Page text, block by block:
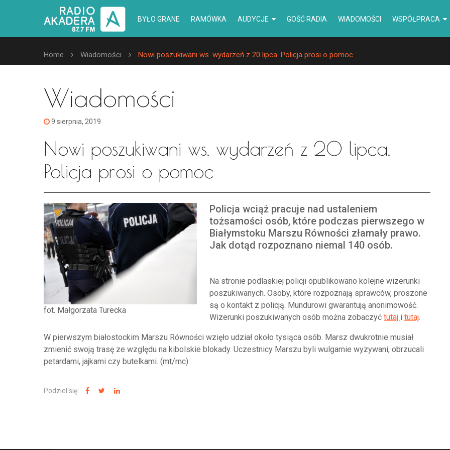
BYŁO GRANE RAMÓWKA AUDYCJE GOŚĆ RADIA WIADOMOŚCI WSPÓŁPRACA
Home Wiadomości Nowi poszukiwani ws. wydarzeń z 20 lipca. Policja prosi o pomoc
Wiadomości
9 sierpnia, 2019
Nowi poszukiwani ws. wydarzeń z 20 lipca.
Policja prosi o pomoc
fot. Małgorzata Turecka
Policja wciąż pracuje nad ustaleniem
tożsamości osób, które podczas pierwszego w
Białymstoku Marszu Równości złamały prawo.
Jak dotąd rozpoznano niemal 140 osób.
Na stronie podlaskiej policji opublikowano kolejne wizerunki
poszukiwanych. Osoby, które rozpoznają sprawców, proszone
są o kontakt z policją. Mundurowi gwarantują anonimowość.
Wizerunki poszukiwanych osób można zobaczyć tutaj i tutaj.
W pierwszym białostockim Marszu Równości wzięło udział około tysiąca osób. Marsz dwukrotnie musiał
zmienić swoją trasę ze względu na kibolskie blokady. Uczestnicy Marszu byli wulgarnie wyzywani, obrzucali
petardami, jajkami czy butelkami. (mt/mc)
Podziel się: